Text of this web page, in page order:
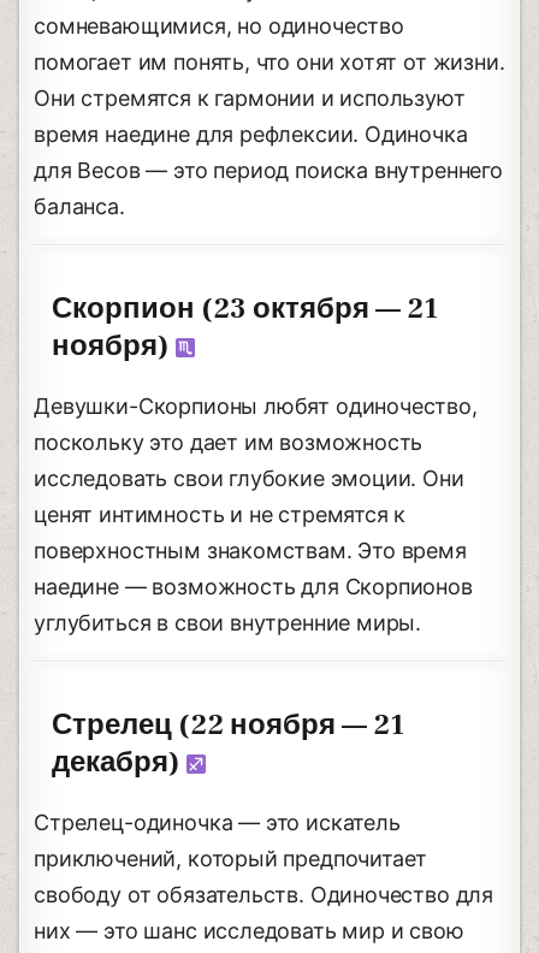
сомневающимися, но одиночество
помогает им понять, что они хотят от жизни.
Они стремятся к гармонии и используют
время наедине для рефлексии. Одиночка
для Весов — это период поиска внутреннего
баланса.
Скорпион (23 октября — 21
ноября)
Девушки-Скорпионы любят одиночество,
поскольку это дает им возможность
исследовать свои глубокие эмоции. Они
ценят интимность и не стремятся к
поверхностным знакомствам. Это время
наедине — возможность для Скорпионов
углубиться в свои внутренние миры.
Стрелец (22 ноября — 21
декабря)
Стрелец-одиночка — это искатель
приключений, который предпочитает
свободу от обязательств. Одиночество для
них — это шанс исследовать мир и свою